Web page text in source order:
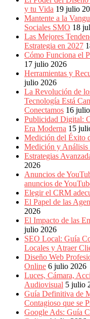
y tu Vida 19 julio
Mantente a la
Sociales SMO 18
Las Mejores
Estrategia en 2027
Cómo Funciona el
17 julio 2026
Herramientas y
julio 2026
La Revolución de
Tecnología Está
Conectamos 16
Publicidad Digital:
Era Moderna 15
Medición del Éxito
Medición y Análisis
Estrategias
2026
Anuncios de
anuncios de
Elegir el CRM
El Papel de las
2026
El Impacto de las
julio 2026
SEO Local: Guía
Locales y Atraer
Diseño Web
Online 6 julio 2026
Luces, Cámara,
Audiovisual 5 julio
Guía Definitiva de
Contagioso que se
Google Ads: Guía